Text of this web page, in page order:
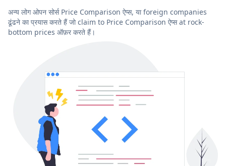
अन्य लोग ओपन सोर्स Price Comparison ऐप्स, या foreign companies
ढूंढने का प्रयास करते हैं जो claim to Price Comparison ऐप्स at rock-
bottom prices ऑफ़र करते हैं।